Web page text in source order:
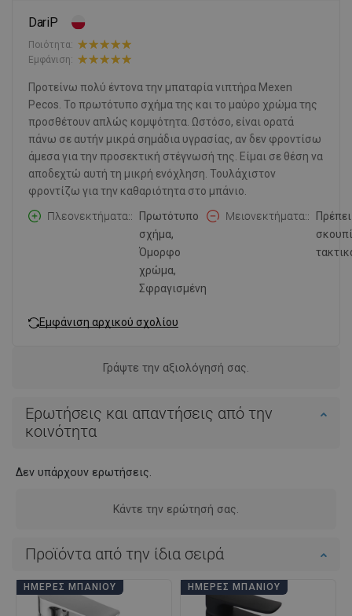
DariP
Ποιότητα:
Εμφάνιση:
Προτείνω πολύ έντονα την μπαταρία νιπτήρα Mexen
Pecos. Το πρωτότυπο σχήμα της και το μαύρο χρώμα της
προσθέτουν απλώς κομψότητα. Ωστόσο, είναι ορατά
πάνω σε αυτήν μικρά σημάδια υγρασίας, αν δεν φροντίσω
άμεσα για την προσεκτική στέγνωσή της. Είμαι σε θέση να
αποδεχτώ αυτή τη μικρή ενόχληση. Τουλάχιστον
φροντίζω για την καθαριότητα στο μπάνιο.
Πλεονεκτήματα:
Πρωτότυπο
σχήμα,
Όμορφο
χρώμα,
Σφραγισμένη
Μειονεκτήματα:
Εμφάνιση αρχικού σχολίου
Γράψτε την αξιολόγησή σας.
Ερωτήσεις και απαντήσεις από την
κοινότητα
Δεν υπάρχουν ερωτήσεις.
Κάντε την ερώτησή σας.
Προϊόντα από την ίδια σειρά
ΗΜΈΡΕΣ ΜΠΆΝΙΟΥ ΗΜΈΡΕΣ ΜΠΆΝΙΟΥ